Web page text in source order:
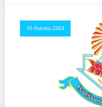
10 กันยายน 2563